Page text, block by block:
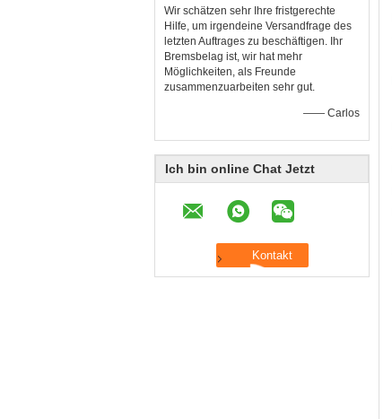
Wir schätzen sehr Ihre fristgerechte
Hilfe, um irgendeine Versandfrage des
letzten Auftrages zu beschäftigen. Ihr
Bremsbelag ist, wir hat mehr
Möglichkeiten, als Freunde
zusammenzuarbeiten sehr gut.
—— Carlos
Ich bin online Chat Jetzt